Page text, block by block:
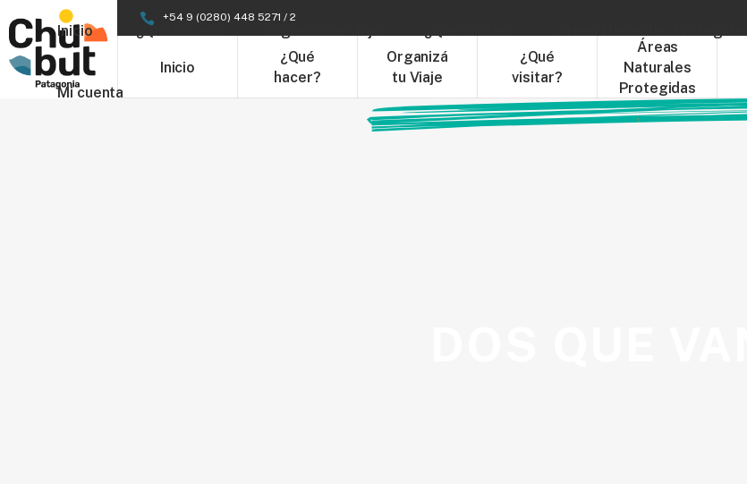
+54 9 (0280) 448 5271 / 2
Inicio
¿Qué
hacer?
Organizá
tu Viaje
¿Qué
visitar?
Áreas
Naturales
Protegidas
Inicio ¿Qué hacer?
Mi cuenta